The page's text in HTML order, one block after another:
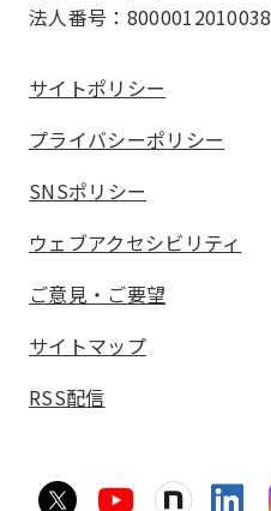
法人番号：8000012010038
サイトポリシー
プライバシーポリシー
SNSポリシー
ウェブアクセシビリティ
ご意見・ご要望
サイトマップ
RSS配信